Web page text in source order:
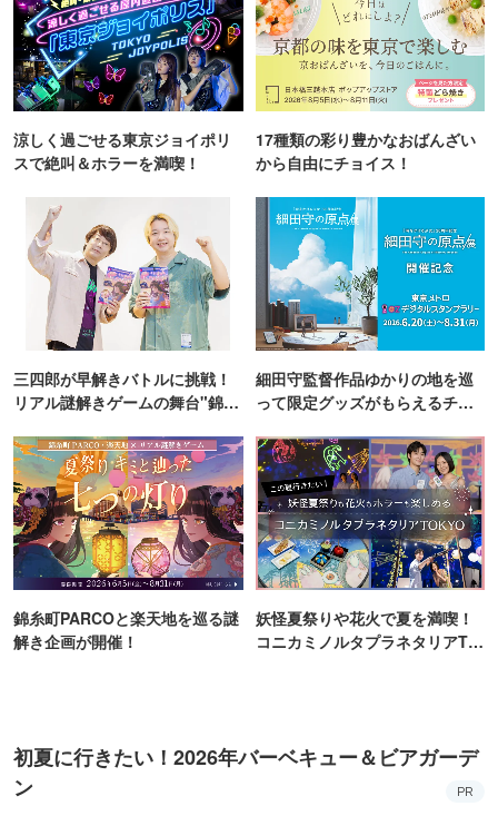
涼しく過ごせる東京ジョイポリ
スで絶叫＆ホラーを満喫！
17種類の彩り豊かなおばんざい
から自由にチョイス！
三四郎が早解きバトルに挑戦！
リアル謎解きゲームの舞台"錦糸
細田守監督作品ゆかりの地を巡
って限定グッズがもらえるチャ
錦糸町PARCOと楽天地を巡る謎
解き企画が開催！
妖怪夏祭りや花火で夏を満喫！
コニカミノルタプラネタリアTO
初夏に行きたい！2026年バーベキュー＆ビアガーデ
ン
PR